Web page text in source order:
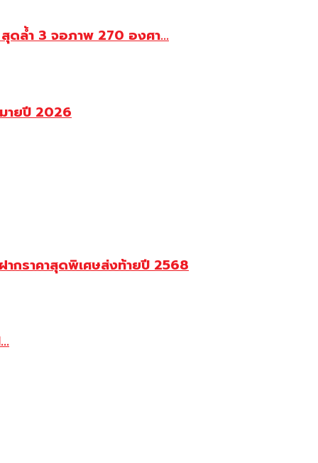
ดล้ำ 3 จอภาพ 270 องศา...
ายปี 2026
กราคาสุดพิเศษส่งท้ายปี 2568